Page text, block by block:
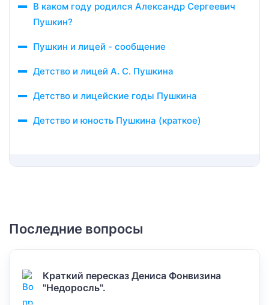
В каком году родился Александр Сергеевич
Пушкин?
Пушкин и лицей - сообщение
Детство и лицей А. С. Пушкина
Детство и лицейские годы Пушкина
Детство и юность Пушкина (краткое)
Последние вопросы
Краткий пересказ Дениса Фонвизина
"Недоросль".